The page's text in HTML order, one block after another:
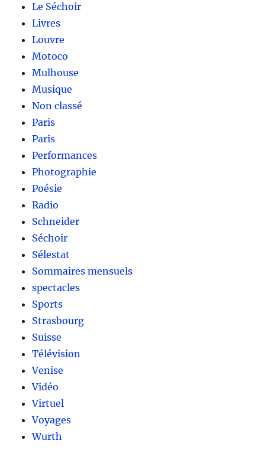
Le Séchoir
Livres
Louvre
Motoco
Mulhouse
Musique
Non classé
Paris
Paris
Performances
Photographie
Poésie
Radio
Schneider
Séchoir
Sélestat
Sommaires mensuels
spectacles
Sports
Strasbourg
Suisse
Télévision
Venise
Vidéo
Virtuel
Voyages
Wurth